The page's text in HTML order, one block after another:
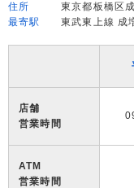
住所
東京都板橋区
最寄駅
東武東上線 成
店舗
営業時間
ATM
営業時間